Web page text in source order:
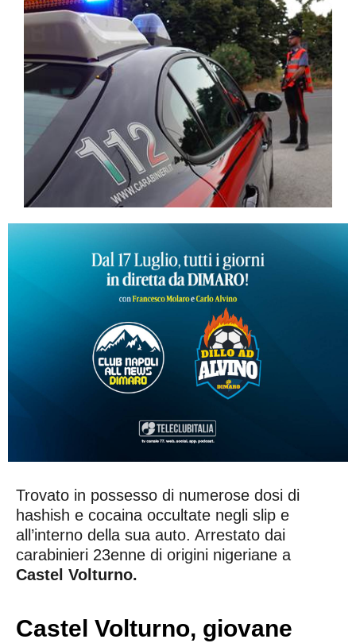
Trovato in possesso di numerose dosi di
hashish e cocaina occultate negli slip e
all’interno della sua auto. Arrestato dai
carabinieri 23enne di origini nigeriane a
Castel Volturno.
Castel Volturno, giovane